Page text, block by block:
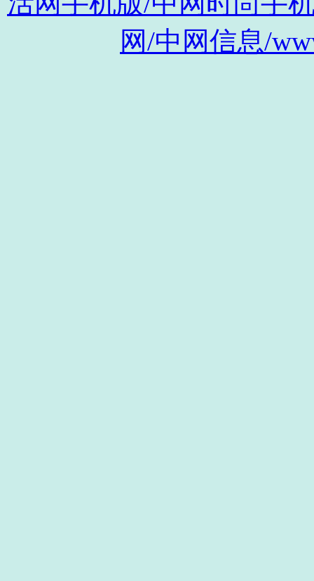
网/中网信息/